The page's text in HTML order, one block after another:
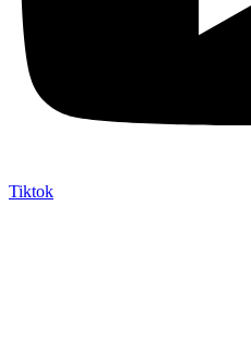
Tiktok